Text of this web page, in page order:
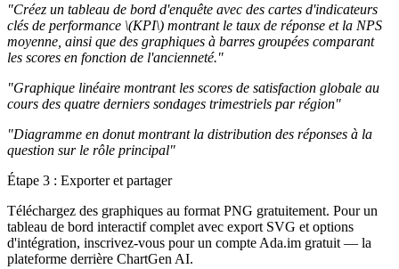
"Créez un tableau de bord d'enquête avec des cartes d'indicateurs
clés de performance \(KPI\) montrant le taux de réponse et la NPS
moyenne, ainsi que des graphiques à barres groupées comparant
les scores en fonction de l'ancienneté."
"Graphique linéaire montrant les scores de satisfaction globale au
cours des quatre derniers sondages trimestriels par région"
"Diagramme en donut montrant la distribution des réponses à la
question sur le rôle principal"
Étape 3 : Exporter et partager
Téléchargez des graphiques au format PNG gratuitement. Pour un
tableau de bord interactif complet avec export SVG et options
d'intégration, inscrivez-vous pour un compte Ada.im gratuit — la
plateforme derrière ChartGen AI.